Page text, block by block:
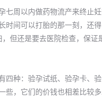
七周以内做药物流产来终止
时间可以打胎的那一刻，还
但还是要去医院检查，保证
四种：验孕试纸、验孕卡、
些，它们的价钱也相差比较